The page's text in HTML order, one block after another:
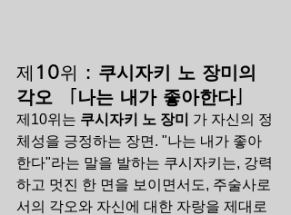
제10위 : 쿠시자키 노 장미의
각오 「나는 내가 좋아한다」
제10위는 쿠시자키 노 장미
가 자신의 정
체성을 긍정하는 장면. "나는 내가 좋아
한다"라는 말을 발하는 쿠시자키는, 강력
하고 멋진 한 면을 보이면서도, 주술사로
서의 각오와 자신에 대한 자랑을 제대로